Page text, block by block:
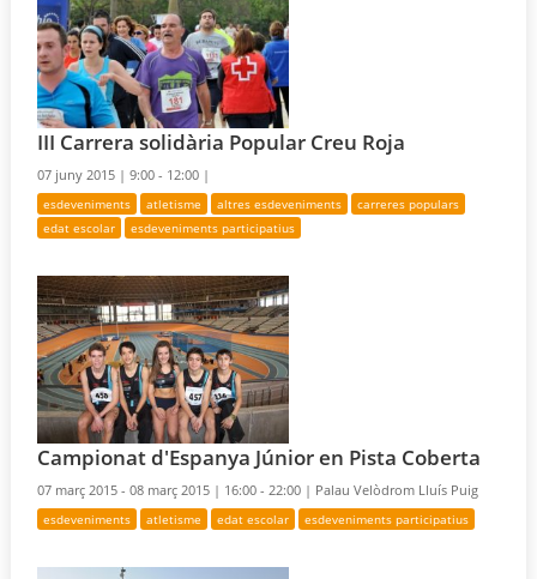
III Carrera solidària Popular Creu Roja
07 juny 2015 |9:00 - 12:00 |
esdeveniments atletisme altres esdeveniments
carreres populars
edat escolar
esdeveniments participatius
Campionat d'Espanya Júnior en Pista Coberta
07 març 2015 - 08 març 2015 | 16:00 - 22:00 | Palau Velòdrom Lluís Puig
esdeveniments atletisme edat escolar esdeveniments participatius